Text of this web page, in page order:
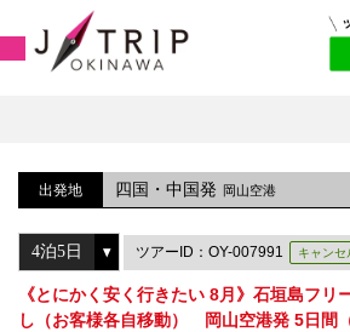
出発地 四国・中国発 岡山空港
ツアーID：OY-007991 キャンセ
《とにかく安く行きたい 8月》石垣島フリ
し（お客様各自移動） 岡山空港発 5日間